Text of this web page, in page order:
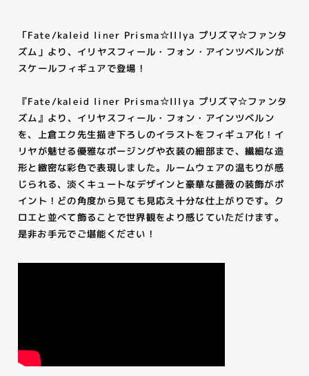
NEWS
「Fate/kaleid liner Prisma☆Illya プリズマ☆ファンタ
ズム」より、イリヤスフィール・フォン・アインツベルンが
スケールフィギュアで登場！
『Fate/kaleid liner Prisma☆Illya プリズマ☆ファンタ
ズム』より、イリヤスフィール・フォン・アインツベルン
を、上倉エク先生描き下ろしのイラストをフィギュア化！イ
リヤが魅せる優雅なポージングや衣装の細部まで、繊細な造
形と緻密な彩色で表現しました。ルームウェアの温もりが感
じられる、淡くキュートなデザインと豪華な薔薇の装飾がポ
イント！どの角度から見ても見応え十分な仕上がりです。ク
ロエと並べて飾ることで世界観をより感じていただけます。
是非お手元でご堪能ください！